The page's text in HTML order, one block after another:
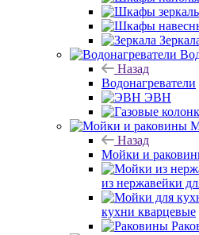
Назад
Водонагреватели
ЭВН
Назад
Мойки и
из нержавейки
кухни кварцевые